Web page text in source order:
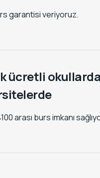
garantisi veriyoruz.
ücretli
arası burs imkanı